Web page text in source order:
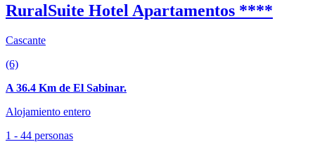
RuralSuite Hotel Apartamentos ****
Cascante
(6)
A 36.4 Km de El Sabinar.
Alojamiento entero
1 - 44 personas